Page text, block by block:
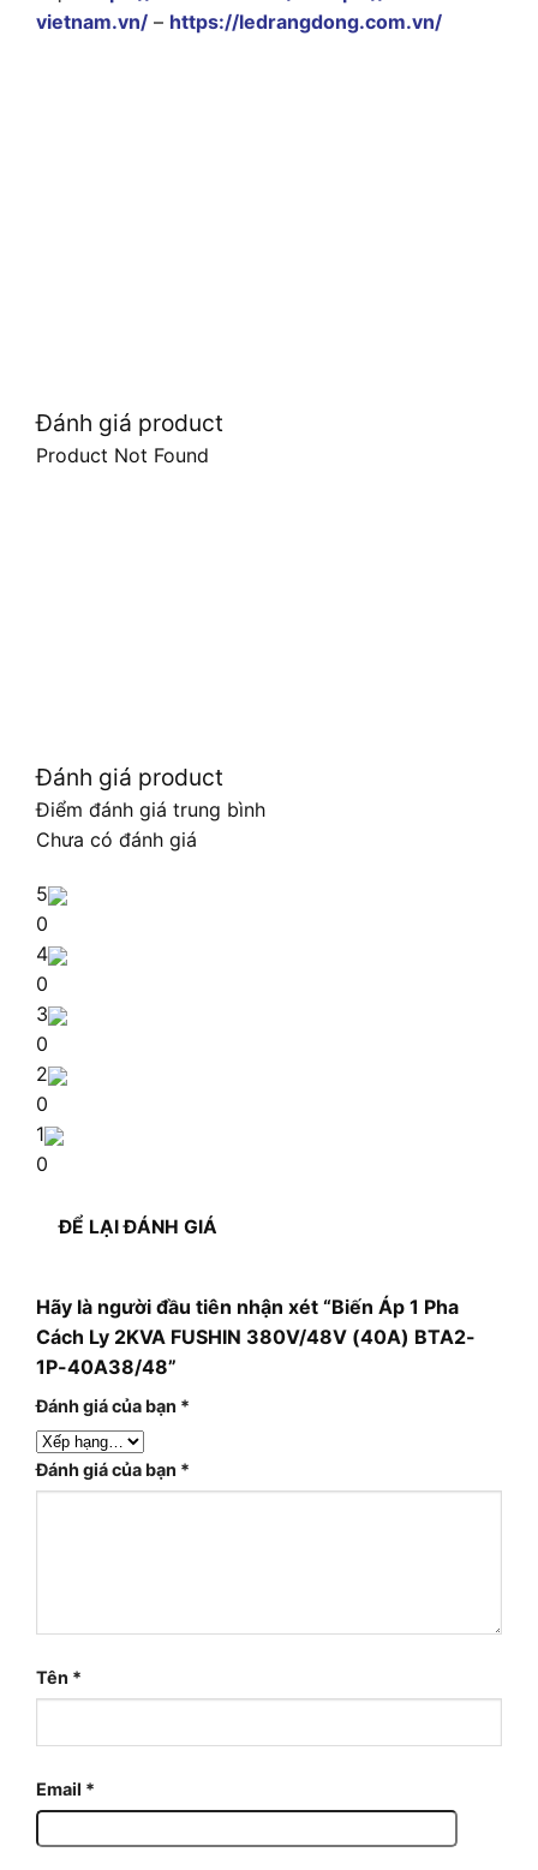
vietnam.vn/ – https://ledrangdong.com.vn/
Đánh giá product
Product Not Found
Đánh giá product
Điểm đánh giá trung bình
Chưa có đánh giá
5
0
4
0
3
0
2
0
1
0
ĐỂ LẠI ĐÁNH GIÁ
Hãy là người đầu tiên nhận xét “Biến Áp 1 Pha
Cách Ly 2KVA FUSHIN 380V/48V (40A) BTA2-
1P-40A38/48”
Đánh giá của bạn *
Đánh giá của bạn *
Tên *
Email *